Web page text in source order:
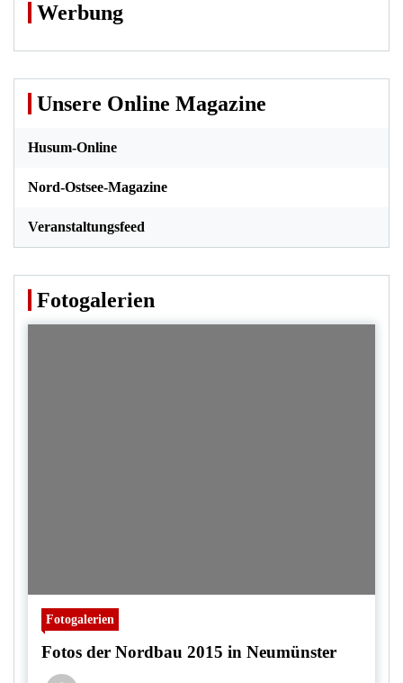
Werbung
Unsere Online Magazine
Husum-Online
Nord-Ostsee-Magazine
Veranstaltungsfeed
Fotogalerien
Fotogalerien
Fotos der Nordbau 2015 in Neumünster